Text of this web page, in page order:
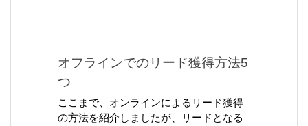
オフラインでのリード獲得方法5
つ
ここまで、オンラインによるリード獲得
の方法を紹介しましたが、リードとなる